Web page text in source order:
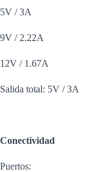
5V / 3A
9V / 2.22A
12V / 1.67A
Salida total: 5V / 3A
Conectividad
Puertos: